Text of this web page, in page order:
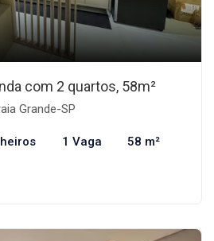
com 2 quartos, 58m²
Grande-SP
1 Vaga 58 m²